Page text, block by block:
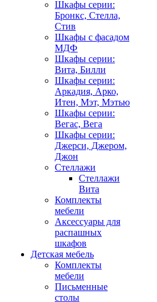
Шкафы серии:
Бронкс, Стелла,
Стив
Шкафы с фасадом
МДФ
Шкафы серии:
Вита, Билли
Шкафы серии:
Аркадия, Арко,
Итен, Мэт, Мэтью
Шкафы серии:
Вегас, Вега
Шкафы серии:
Джерси, Джером,
Джон
Стеллажи
Стеллажи
Вита
Комплекты
мебели
Аксессуары для
распашных
шкафов
Детская мебель
Комплекты
мебели
Письменные
столы